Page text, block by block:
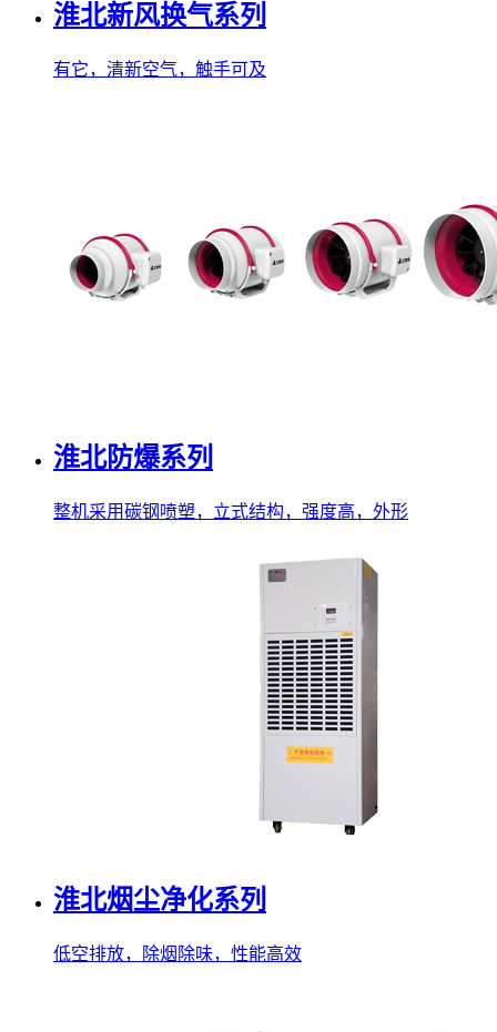
淮北新风换气系列
有它，清新空气，触手可及
淮北防爆系列
整机采用碳钢喷塑，立式结构，强度高，外形
淮北烟尘净化系列
低空排放，除烟除味，性能高效